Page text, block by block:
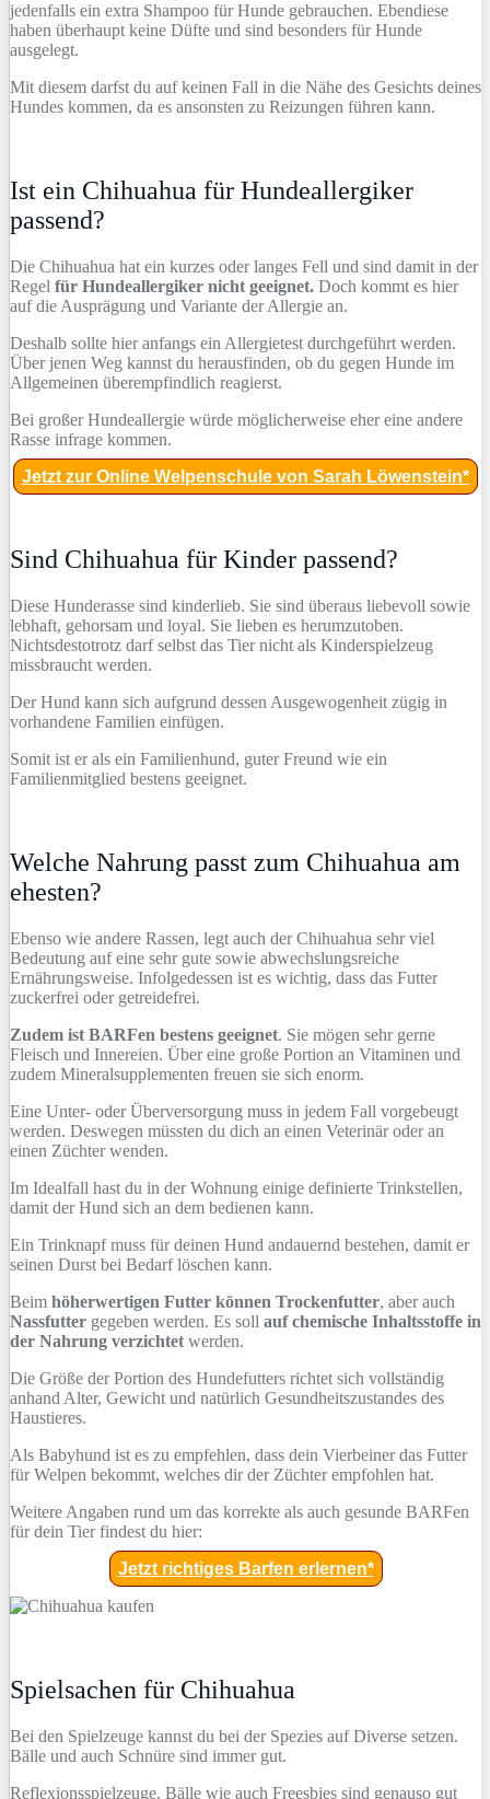
jedenfalls ein extra Shampoo für Hunde gebrauchen. Ebendiese
haben überhaupt keine Düfte und sind besonders für Hunde
ausgelegt.
Mit diesem darfst du auf keinen Fall in die Nähe des Gesichts deines
Hundes kommen, da es ansonsten zu Reizungen führen kann.
Ist ein Chihuahua für Hundeallergiker
passend?
Die Chihuahua hat ein kurzes oder langes Fell und sind damit in der
Regel für Hundeallergiker nicht geeignet. Doch kommt es hier
auf die Ausprägung und Variante der Allergie an.
Deshalb sollte hier anfangs ein Allergietest durchgeführt werden.
Über jenen Weg kannst du herausfinden, ob du gegen Hunde im
Allgemeinen überempfindlich reagierst.
Bei großer Hundeallergie würde möglicherweise eher eine andere
Rasse infrage kommen.
Jetzt zur Online Welpenschule von Sarah Löwenstein*
Sind Chihuahua für Kinder passend?
Diese Hunderasse sind kinderlieb. Sie sind überaus liebevoll sowie
lebhaft, gehorsam und loyal. Sie lieben es herumzutoben.
Nichtsdestotrotz darf selbst das Tier nicht als Kinderspielzeug
missbraucht werden.
Der Hund kann sich aufgrund dessen Ausgewogenheit zügig in
vorhandene Familien einfügen.
Somit ist er als ein Familienhund, guter Freund wie ein
Familienmitglied bestens geeignet.
Welche Nahrung passt zum Chihuahua am
ehesten?
Ebenso wie andere Rassen, legt auch der Chihuahua sehr viel
Bedeutung auf eine sehr gute sowie abwechslungsreiche
Ernährungsweise. Infolgedessen ist es wichtig, dass das Futter
zuckerfrei oder getreidefrei.
Zudem ist BARFen bestens geeignet. Sie mögen sehr gerne
Fleisch und Innereien. Über eine große Portion an Vitaminen und
zudem Mineralsupplementen freuen sie sich enorm.
Eine Unter- oder Überversorgung muss in jedem Fall vorgebeugt
werden. Deswegen müssten du dich an einen Veterinär oder an
einen Züchter wenden.
Im Idealfall hast du in der Wohnung einige definierte Trinkstellen,
damit der Hund sich an dem bedienen kann.
Ein Trinknapf muss für deinen Hund andauernd bestehen, damit er
seinen Durst bei Bedarf löschen kann.
Beim höherwertigen Futter können Trockenfutter, aber auch
Nassfutter gegeben werden. Es soll auf chemische Inhaltsstoffe in
der Nahrung verzichtet werden.
Die Größe der Portion des Hundefutters richtet sich vollständig
anhand Alter, Gewicht und natürlich Gesundheitszustandes des
Haustieres.
Als Babyhund ist es zu empfehlen, dass dein Vierbeiner das Futter
für Welpen bekommt, welches dir der Züchter empfohlen hat.
Weitere Angaben rund um das korrekte als auch gesunde BARFen
für dein Tier findest du hier:
Jetzt richtiges Barfen erlernen*
Spielsachen für Chihuahua
Bei den Spielzeuge kannst du bei der Spezies auf Diverse setzen.
Bälle und auch Schnüre sind immer gut.
Reflexionsspielzeuge, Bälle wie auch Freesbies sind genauso gut